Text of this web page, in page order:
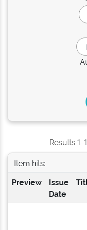
Results
Item hits:
Preview
Issue
Date